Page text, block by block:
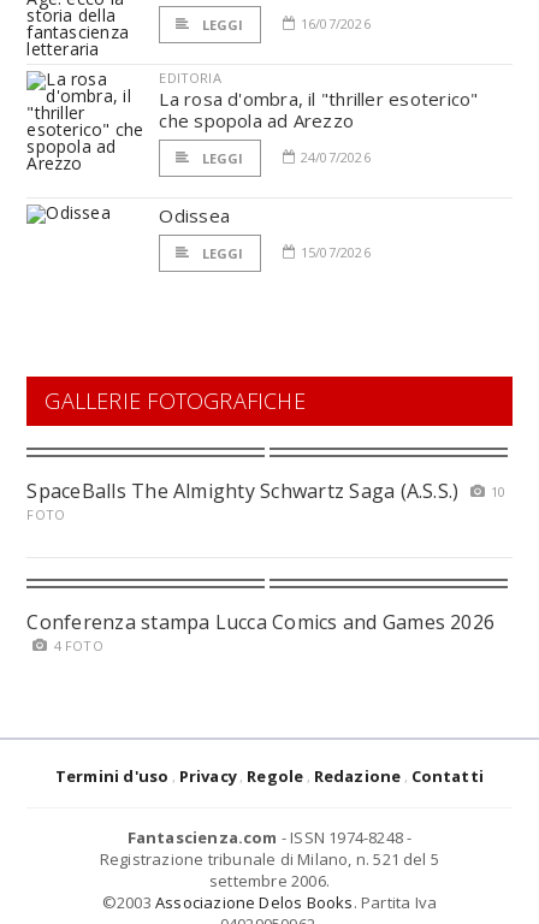
LEGGI 16/07/2026
EDITORIA
La rosa d'ombra, il "thriller esoterico"
che spopola ad Arezzo
LEGGI 24/07/2026
Odissea
LEGGI 15/07/2026
GALLERIE FOTOGRAFICHE
SpaceBalls The Almighty Schwartz Saga (A.S.S.)
10
FOTO
Conferenza stampa Lucca Comics and Games 2026
4 FOTO
Termini d'uso Privacy Regole Redazione Contatti
Fantascienza.com - ISSN 1974-8248 -
Registrazione tribunale di Milano, n. 521 del 5
settembre 2006.
©2003 Associazione Delos Books. Partita Iva